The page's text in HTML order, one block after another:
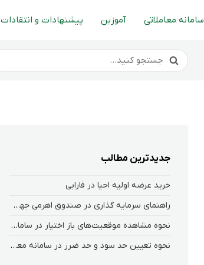
سامانه معاملاتی آموزین پیشنهادات و انتقادات
جدیدترین مطالب
خرید عرضه اولیه احیا در فارابی
راهنمای سرمایه گذاری در صندوق اهرمی جهش
نحوه‌ مشاهده‌ موقعیت‌های باز اختیار در سامانه هلیوم و نکست
نحوه تعیین حد سود و حد ضرر در سامانه معاملاتی کارگزاری فارابی